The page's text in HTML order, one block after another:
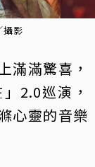
攝影
滿滿驚喜，
2.0巡演，
心靈的音樂